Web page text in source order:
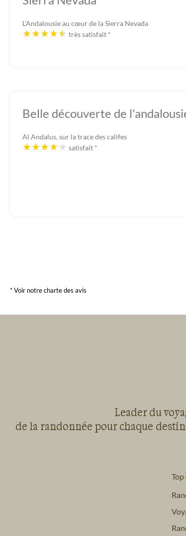
L'Andalousie au cœur de la Sierra Nevada
très satisfait *
Belle découverte de
Al Andalus, sur la trace des califes
satisfait *
* Voir notre charte des avis
Leader du
de la randonnée pour chaque